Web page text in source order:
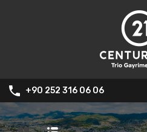
+90 252 316 06 06